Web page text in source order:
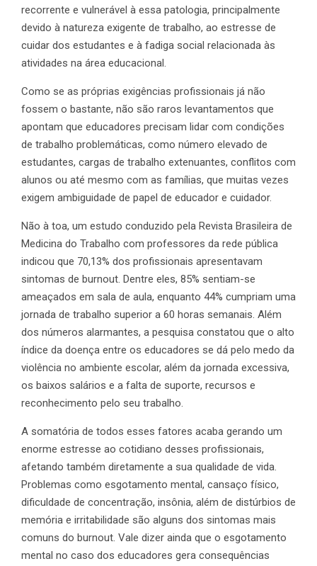
recorrente e vulnerável à essa patologia, principalmente
devido à natureza exigente de trabalho, ao estresse de
cuidar dos estudantes e à fadiga social relacionada às
atividades na área educacional.
Como se as próprias exigências profissionais já não
fossem o bastante, não são raros levantamentos que
apontam que educadores precisam lidar com condições
de trabalho problemáticas, como número elevado de
estudantes, cargas de trabalho extenuantes, conflitos com
alunos ou até mesmo com as famílias, que muitas vezes
exigem ambiguidade de papel de educador e cuidador.
Não à toa, um estudo conduzido pela Revista Brasileira de
Medicina do Trabalho com professores da rede pública
indicou que 70,13% dos profissionais apresentavam
sintomas de burnout. Dentre eles, 85% sentiam-se
ameaçados em sala de aula, enquanto 44% cumpriam uma
jornada de trabalho superior a 60 horas semanais. Além
dos números alarmantes, a pesquisa constatou que o alto
índice da doença entre os educadores se dá pelo medo da
violência no ambiente escolar, além da jornada excessiva,
os baixos salários e a falta de suporte, recursos e
reconhecimento pelo seu trabalho.
A somatória de todos esses fatores acaba gerando um
enorme estresse ao cotidiano desses profissionais,
afetando também diretamente a sua qualidade de vida.
Problemas como esgotamento mental, cansaço físico,
dificuldade de concentração, insônia, além de distúrbios de
memória e irritabilidade são alguns dos sintomas mais
comuns do burnout. Vale dizer ainda que o esgotamento
mental no caso dos educadores gera consequências